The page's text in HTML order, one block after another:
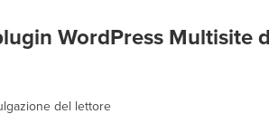
WordPress Multisite
del lettore